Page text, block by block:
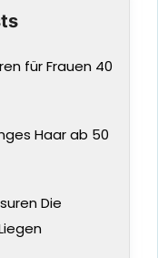
für Frauen 40
Haar ab 50
Die